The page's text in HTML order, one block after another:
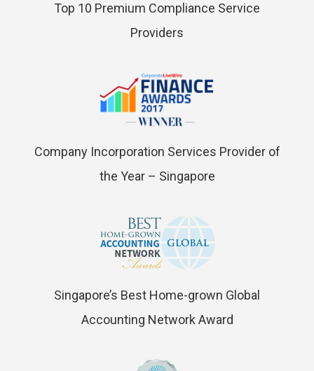
Top 10 Premium Compliance Service
Providers
Company Incorporation Services Provider of
the Year – Singapore
Singapore’s Best Home-grown Global
Accounting Network Award